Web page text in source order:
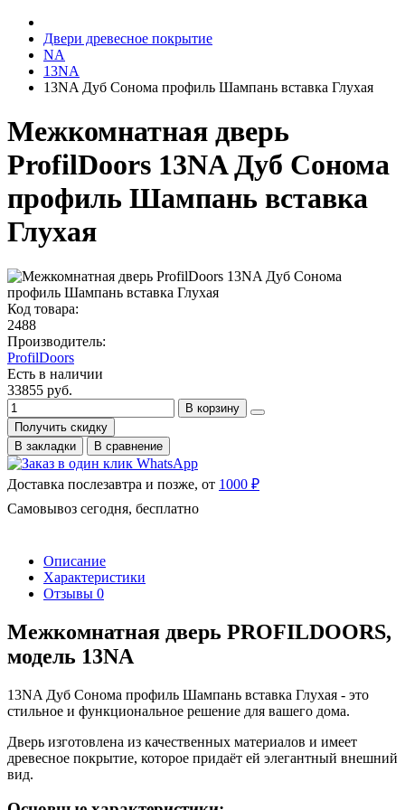
Двери древесное покрытие
NA
13NA
13NA Дуб Сонома профиль Шампань вставка Глухая
Межкомнатная дверь
ProfilDoors 13NA Дуб Сонома
профиль Шампань вставка
Глухая
Код товара:
2488
Производитель:
ProfilDoors
Есть в наличии
33855 руб.
В корзину
Получить скидку
В закладки
В сравнение
Доставка послезавтра и позже, от 1000 ₽
Самовывоз сегодня, бесплатно
Описание
Характеристики
Отзывы 0
Межкомнатная дверь PROFILDOORS,
модель 13NA
13NA Дуб Сонома профиль Шампань вставка Глухая - это
стильное и функциональное решение для вашего дома.
Дверь изготовлена из качественных материалов и имеет
древесное покрытие, которое придаёт ей элегантный внешний
вид.